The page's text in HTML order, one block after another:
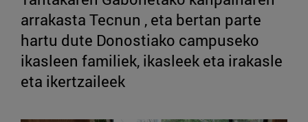
arrakasta Tecnun , eta bertan parte
hartu dute Donostiako campuseko
ikasleen familiek, ikasleek eta irakasle
eta ikertzaileek